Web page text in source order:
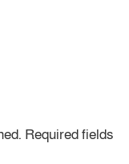
Required fields